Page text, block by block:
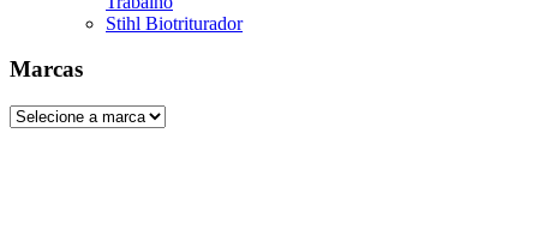
Stihl Biotriturador
Marcas